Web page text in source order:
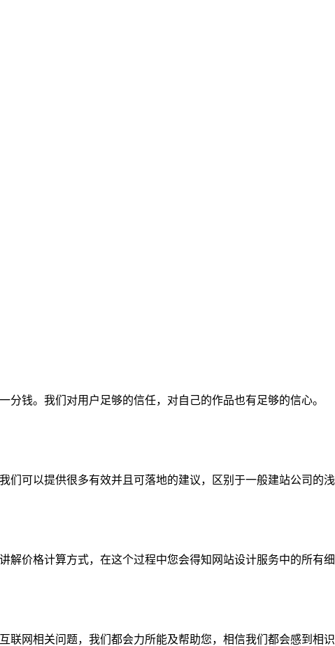
钱。我们对用户足够的信任，对自己的作品也有足够的信心。
们可以提供很多有效并且可落地的建议，区别于一般建站公司的
解价格计算方式，在这个过程中您会得知网站设计服务中的所有
联网相关问题，我们都会力所能及帮助您，相信我们都会感到相